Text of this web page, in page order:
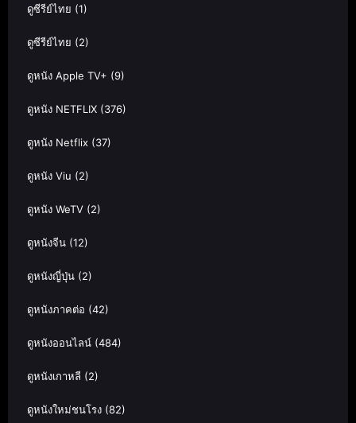
ดูซีรีย์ไทย (1)
ดูซีรีย์ไทย (2)
ดูหนัง Apple TV+ (9)
ดูหนัง NETFLIX (376)
ดูหนัง Netflix (37)
ดูหนัง Viu (2)
ดูหนัง WeTV (2)
ดูหนังจีน (12)
ดูหนังญี่ปุ่น (2)
ดูหนังภาคต่อ (42)
ดูหนังออนไลน์ (484)
ดูหนังเกาหลี (2)
ดูหนังใหม่ชนโรง (82)